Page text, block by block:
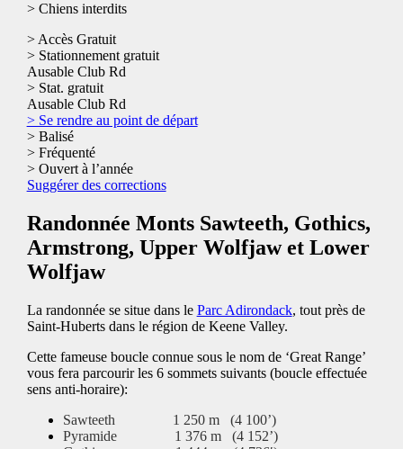
> Chiens interdits
> Accès Gratuit
> Stationnement gratuit
Ausable Club Rd
> Stat. gratuit
Ausable Club Rd
> Se rendre au point de départ
> Balisé
> Fréquenté
> Ouvert à l’année
Suggérer des corrections
Randonnée Monts Sawteeth, Gothics,
Armstrong, Upper Wolfjaw et Lower
Wolfjaw
La randonnée se situe dans le Parc Adirondack, tout près de
Saint-Huberts dans le région de Keene Valley.
Cette fameuse boucle connue sous le nom de ‘Great Range’
vous fera parcourir les 6 sommets suivants (boucle effectuée
sens anti-horaire):
Sawteeth 1 250 m (4 100’)
Pyramide 1 376 m (4 152’)